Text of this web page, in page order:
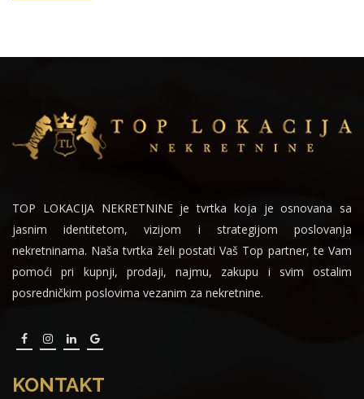
TOP LOKACIJA NEKRETNINE je tvrtka koja je osnovana sa
jasnim identitetom, vizijom i strategijom poslovanja
nekretninama. Naša tvrtka želi postati Vaš Top partner, te Vam
pomoći pri kupnji, prodaji, najmu, zakupu i svim ostalim
posredničkim poslovima vezanim za nekretnine.
KONTAKT